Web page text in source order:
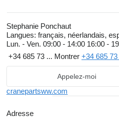
réparer vos grues à l'intérieur et à
Crane & Parts Worldwideest
vos projets de construction.Crane
sélectionner les machines dont
projets, quelle que soit la machine,
destination, de la législation en
fiabilité, sa qualité et son service
Stephanie Ponchaut
Langues: français, néerlandais,
Lun. - Ven. 09:00 - 14:00 16:00 -
+34 685 73 ... Montrer +34 685
Appelez-moi
cranepartsww.com
Adresse